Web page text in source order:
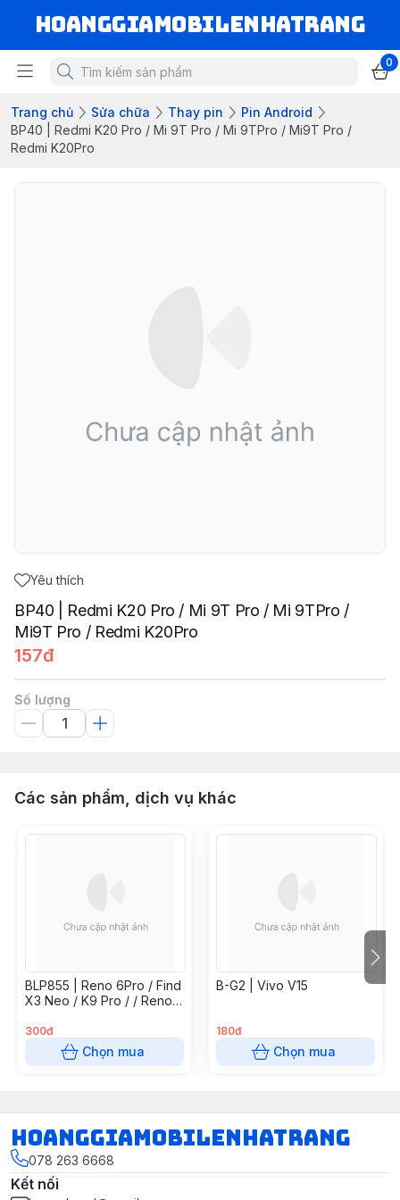
hoanggiamobilenhatrang
0
Trang chủ Sửa chữa Thay pin
Pin Android
BP40 | Redmi K20 Pro / Mi 9T Pro / Mi 9TPro / Mi9T Pro /
Redmi K20Pro
Yêu thích
BP40 | Redmi K20 Pro / Mi 9T Pro / Mi 9TPro /
Mi9T Pro / Redmi K20Pro
157đ
Số lượng
Các sản phẩm, dịch vụ khác
BLP855 | Reno 6Pro / Find
X3 Neo / K9 Pro / / Reno7
4G
300đ
Chọn mua
B-G2 | Vivo V15
180đ
Chọn mua
hoanggiamobilenhatrang
078 263 6668
Kết nối